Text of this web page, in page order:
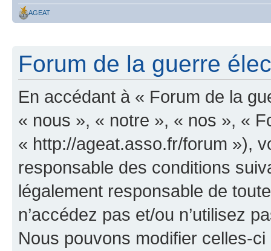
AGEAT
Forum de la guerre
En accédant à « Forum de la
« nous », « notre », « nos », «
« http://ageat.asso.fr/forum »),
responsable des conditions
légalement responsable de
n’accédez pas et/ou n’utilisez
Nous pouvons modifier celles-